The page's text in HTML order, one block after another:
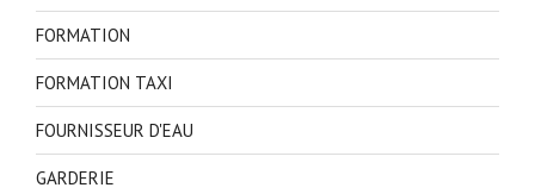
FORMATION
FORMATION TAXI
FOURNISSEUR D'EAU
GARDERIE